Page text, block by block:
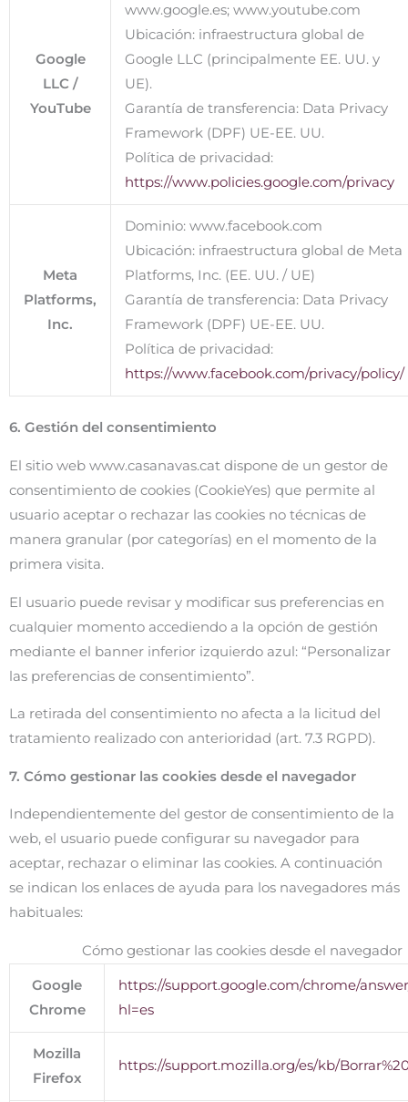
Google
LLC /
YouTube
www.google.es; www.youtube.com
Ubicación: infraestructura global de
Google LLC (principalmente EE. UU. y
UE).
Garantía de transferencia: Data Privacy
Framework (DPF) UE-EE. UU.
Política de privacidad:
https://www.policies.google.com/privacy
Meta
Platforms,
Inc.
Dominio: www.facebook.com
Ubicación: infraestructura global de Meta
Platforms, Inc. (EE. UU. / UE)
Garantía de transferencia: Data Privacy
Framework (DPF) UE-EE. UU.
Política de privacidad:
https://www.facebook.com/privacy/policy/
6. Gestión del consentimiento
El sitio web www.casanavas.cat dispone de un gestor de
consentimiento de cookies (CookieYes) que permite al
usuario aceptar o rechazar las cookies no técnicas de
manera granular (por categorías) en el momento de la
primera visita.
El usuario puede revisar y modificar sus preferencias en
cualquier momento accediendo a la opción de gestión
mediante el banner inferior izquierdo azul: “Personalizar
las preferencias de consentimiento”.
La retirada del consentimiento no afecta a la licitud del
tratamiento realizado con anterioridad (art. 7.3 RGPD).
7. Cómo gestionar las cookies desde el navegador
Independientemente del gestor de consentimiento de la
web, el usuario puede configurar su navegador para
aceptar, rechazar o eliminar las cookies. A continuación
se indican los enlaces de ayuda para los navegadores más
habituales:
Cómo gestionar las cookies desde el navegador
Google
Chrome
https://support.google.com/chrome/
hl=es
Mozilla
Firefox
https://support.mozilla.org/es/kb/